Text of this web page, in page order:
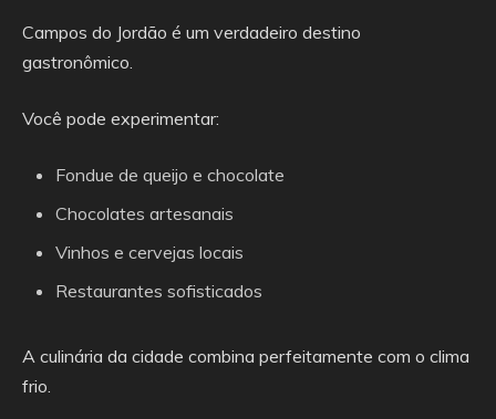
Campos do Jordão é um verdadeiro destino
gastronômico.
Você pode experimentar:
Fondue de queijo e chocolate
Chocolates artesanais
Vinhos e cervejas locais
Restaurantes sofisticados
A culinária da cidade combina perfeitamente com o clima
frio.